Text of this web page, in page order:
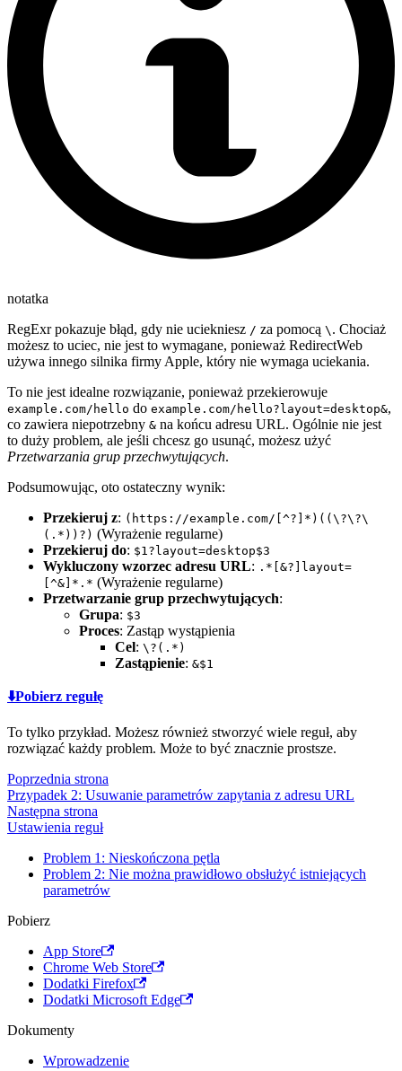
notatka
RegExr pokazuje błąd, gdy nie uciekniesz / za pomocą \ . Chociaż
możesz to uciec, nie jest to wymagane, ponieważ RedirectWeb
używa innego silnika firmy Apple, który nie wymaga uciekania.
To nie jest idealne rozwiązanie, ponieważ przekierowuje
example.com/hello do example.com/hello?layout=desktop&,
co zawiera niepotrzebny & na końcu adresu URL. Ogólnie nie jest
to duży problem, ale jeśli chcesz go usunąć, możesz użyć
Przetwarzania grup przechwytujących.
Podsumowując, oto ostateczny wynik:
Przekieruj z: (https://example.com/[^?]*)((\?\?\
(.*))?) (Wyrażenie regularne)
Przekieruj do: $1?layout=desktop$3
Wykluczony wzorzec adresu URL: .*[&?]layout=
[^&]*.* (Wyrażenie regularne)
Przetwarzanie grup przechwytujących:
Grupa: $3
Proces: Zastąp wystąpienia
Cel: \?(.*)
Zastąpienie: &$1
⬇️Pobierz regułę
To tylko przykład. Możesz również stworzyć wiele reguł, aby
rozwiązać każdy problem. Może to być znacznie prostsze.
Poprzednia strona
Przypadek 2: Usuwanie parametrów zapytania z adresu URL
Następna strona
Ustawienia reguł
Problem 1: Nieskończona pętla
Problem 2: Nie można prawidłowo obsłużyć istniejących
parametrów
Pobierz
App Store
Chrome Web Store
Dodatki Firefox
Dodatki Microsoft Edge
Dokumenty
Wprowadzenie